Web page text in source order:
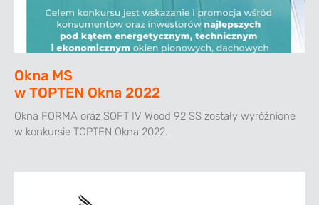
Okna MS
w TOPTEN Okna 2022
Okna FORMA oraz SOFT IV Wood 92 SS zostały wyróżnione
w konkursie TOPTEN Okna 2022.